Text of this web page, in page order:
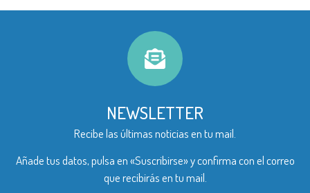
NEWSLETTER
Recibe las últimas noticias en tu mail.
Añade tus datos, pulsa en «Suscribirse» y confirma con el correo
que recibirás en tu mail.